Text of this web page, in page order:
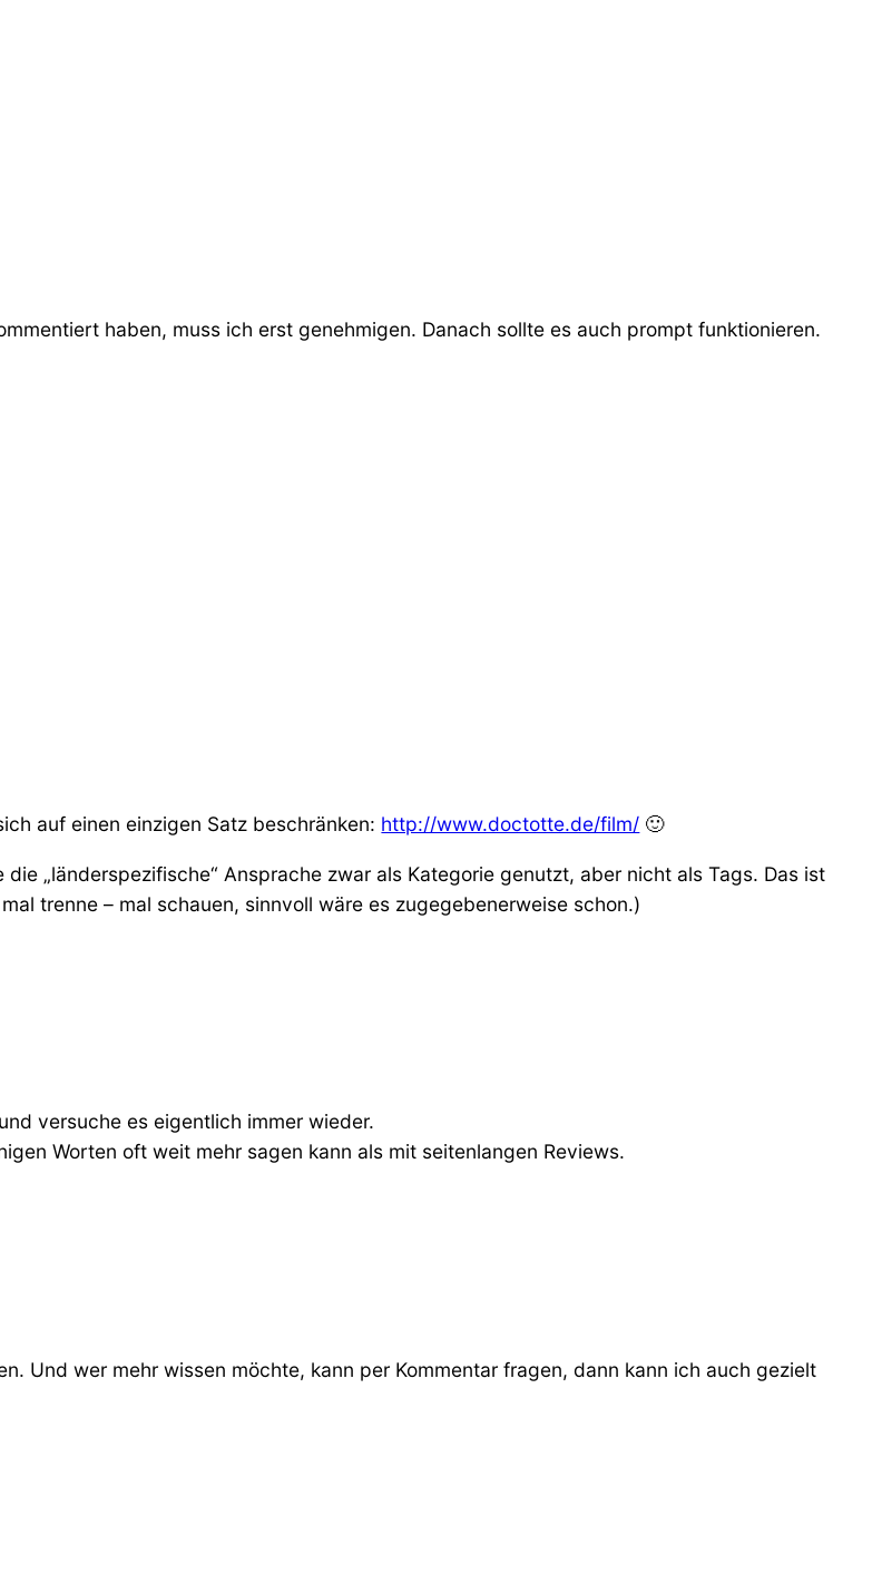
haben, muss ich erst genehmigen. Danach sollte es auch prompt funktionieren.
auf einen einzigen Satz beschränken: http://www.doctotte.de/film/ 🙂
„länderspezifische“ Ansprache zwar als Kategorie genutzt, aber nicht als Tags. Das ist
trenne – mal schauen, sinnvoll wäre es zugegebenerweise schon.)
versuche es eigentlich immer wieder.
Worten oft weit mehr sagen kann als mit seitenlangen Reviews.
Und wer mehr wissen möchte, kann per Kommentar fragen, dann kann ich auch gezielt